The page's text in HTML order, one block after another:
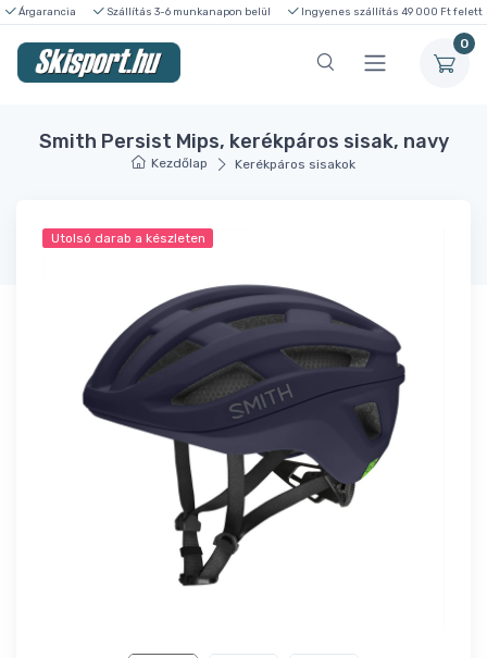
Árgarancia Szállítás 3-6 munkanapon belül Ingyenes szállítás 49 000 Ft felett
0
Smith Persist Mips, kerékpáros sisak, navy
Kezdőlap Kerékpáros sisakok
Utolsó darab a készleten